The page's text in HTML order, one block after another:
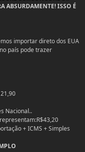
ABSURDAMENTE! ISSO É
importar direto dos EUA
país pode trazer
Nacional..
+ ICMS + Simples